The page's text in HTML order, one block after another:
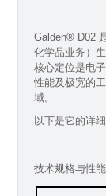
Galden® D02
化学品业务）
核心定位是电
性能及极宽的
域。
以下是它的详
技术规格与性